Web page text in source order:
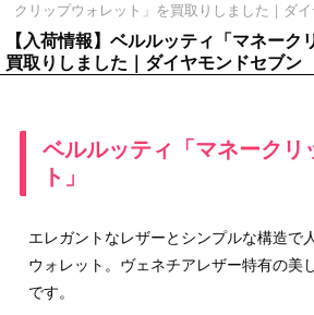
クリップウォレット」を買取りしました｜ダ
【入荷情報】ベルルッティ「マネーク
買取りしました｜ダイヤモンドセブン
ベルルッティ「マネークリ
ト」
エレガントなレザーとシンプルな構造で
ウォレット。ヴェネチアレザー特有の美
です。